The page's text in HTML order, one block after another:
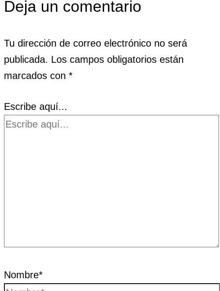
Deja un comentario
Tu dirección de correo electrónico no será
publicada. Los campos obligatorios están
marcados con *
Escribe aquí...
Nombre*